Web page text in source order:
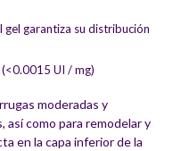
garantiza su distribución
UI / mg)
moderadas y
como para remodelar y
en la capa inferior de la